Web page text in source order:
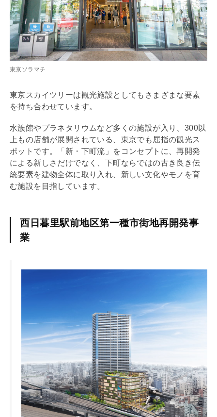
東京ソラマチ
東京スカイツリーは観光施設としてもさまざまな要素
を持ち合わせています。
水族館やプラネタリウムなど多くの施設が入り、300以
上もの店舗が展開されている、東京でも屈指の観光ス
ポットです。「新・下町流」をコンセプトに、再開発
による新しさだけでなく、下町ならではの古き良き伝
統要素を建物全体に取り入れ、新しい文化やモノを育
む施設を目指しています。
西日暮里駅前地区第一種市街地再開発事
業